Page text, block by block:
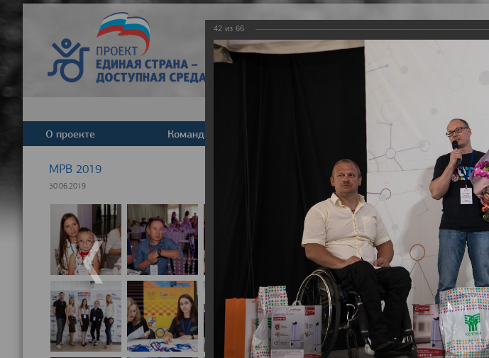
О проекте Команда Деятельность
МРВ 2019
30.06.2019
42 из 66